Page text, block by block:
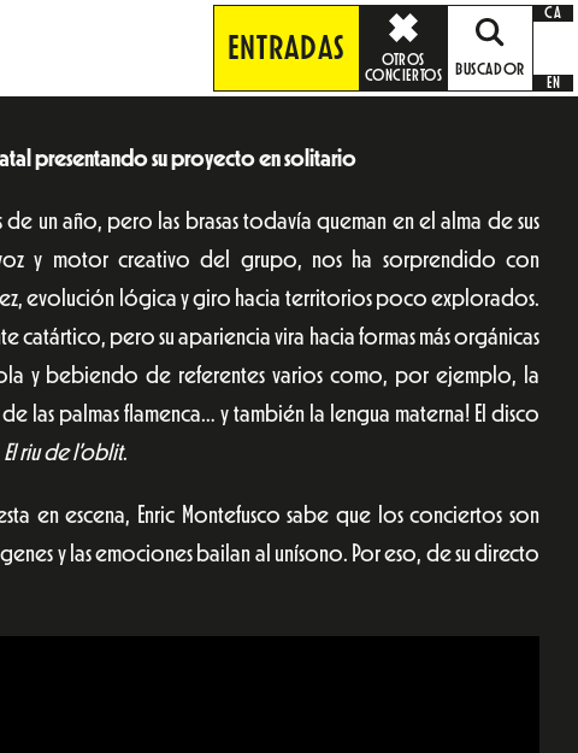
ENTRADAS
OTROS
CONCIERTOS
BUSCADOR
CA
EN
presentando su proyecto en solitario
un año, pero las brasas todavía queman en el alma de sus
y motor creativo del grupo, nos ha sorprendido con
evolución lógica y giro hacia territorios poco explorados.
catártico, pero su apariencia vira hacia formas más orgánicas
y bebiendo de referentes varios como, por ejemplo, la
las palmas flamenca… y también la lengua materna! El disco
El riu de l’oblit.
en escena, Enric Montefusco sabe que los conciertos son
y las emociones bailan al unísono. Por eso, de su directo